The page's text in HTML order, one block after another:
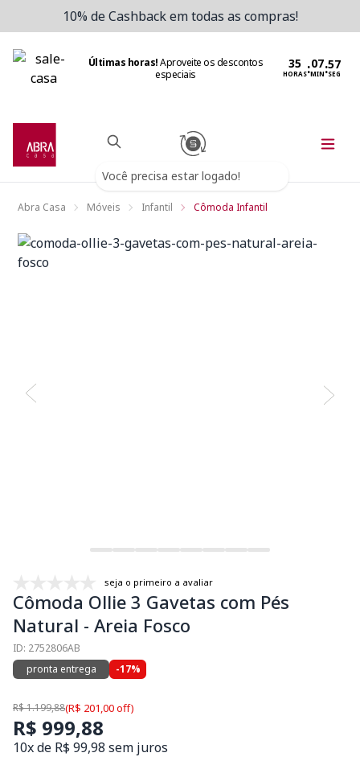
10% de Cashback em todas as compras!
Últimas horas!Aproveite os descontos
especiais
HORAS:MIN:SEG
Você precisa estar logado!
Abra Casa Móveis Infantil Cômoda Infantil
seja o primeiro a avaliar
Cômoda Ollie 3 Gavetas com Pés
Natural - Areia Fosco
ID: 2752806AB
pronta entrega
-17%
R$ 1.199,88(R$ 201,00 off)
R$ 999,88
10x de R$ 99,98 sem juros